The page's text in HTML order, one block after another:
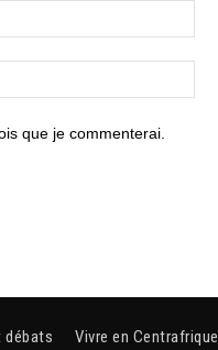
que je commenterai.
débats Vivre en Centrafrique